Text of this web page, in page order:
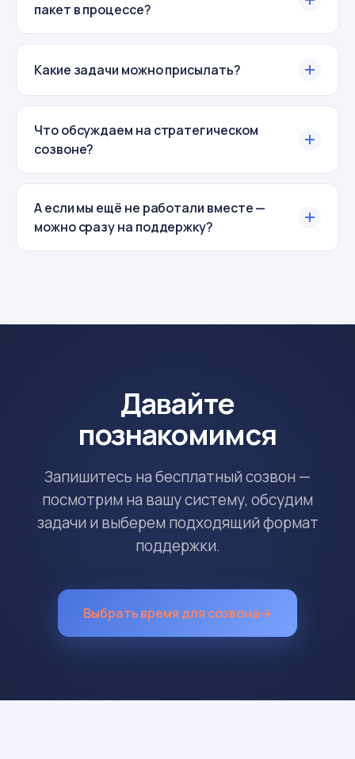
пакет в процессе?
Какие задачи можно присылать?
Что обсуждаем на стратегическом
созвоне?
А если мы ещё не работали вместе —
можно сразу на поддержку?
Давайте
познакомимся
Запишитесь на бесплатный созвон —
посмотрим на вашу систему, обсудим
задачи и выберем подходящий формат
поддержки.
Выбрать время для созвона→